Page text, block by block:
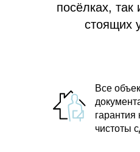
посёлках, так
стоящих
Все
гарантия
чистоты